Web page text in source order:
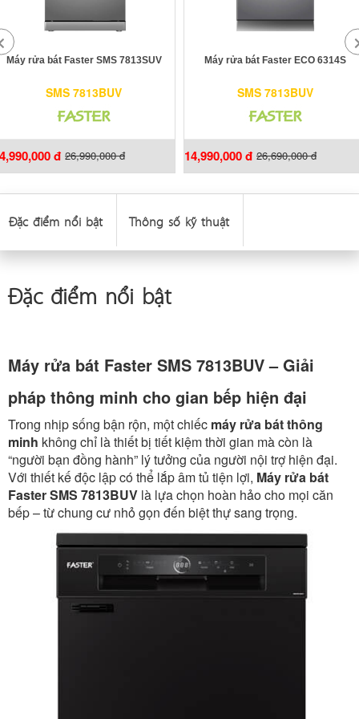
Máy rửa bát Faster SMS 7813SUV
SMS 7813BUV
đ 26,990,000 đ
Máy rửa bát Faster ECO 6314S
SMS 7813BUV
14,990,000 đ 26,690,000 đ
Đặc điểm nổi bật Thông số kỹ thuật
Đặc điểm nổi bật
Máy rửa bát Faster SMS 7813BUV – Giải
pháp thông minh cho gian bếp hiện đại
Trong nhịp sống bận rộn, một chiếc máy rửa bát thông
minh không chỉ là thiết bị tiết kiệm thời gian mà còn là
“người bạn đồng hành” lý tưởng của người nội trợ hiện đại.
Với thiết kế độc lập có thể lắp âm tủ tiện lợi, Máy rửa bát
Faster SMS 7813BUV là lựa chọn hoàn hảo cho mọi căn
bếp – từ chung cư nhỏ gọn đến biệt thự sang trọng.